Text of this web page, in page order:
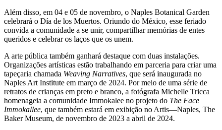
Além disso, em 04 e 05 de novembro, o Naples Botanical Garden
celebrará o Día de los Muertos. Oriundo do México, esse feriado
convida a comunidade a se unir, compartilhar memórias de entes
queridos e celebrar os laços que os unem.
A arte pública também ganhará destaque com duas instalações.
Organizações artísticas estão trabalhando em parceria para criar uma
tapeçaria chamada Weaving Narratives, que será inaugurada no
Naples Art Institute em março de 2024. Por meio de uma série de
retratos de crianças em preto e branco, a fotógrafa Michelle Tricca
homenageia a comunidade Immokalee no projeto do The Face
Immokallee, que também estará em exibição no Artis—Naples, The
Baker Museum, de novembro de 2023 a abril de 2024.